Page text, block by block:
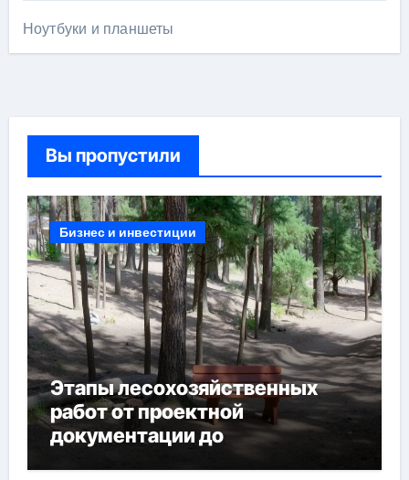
Ноутбуки и планшеты
Вы пропустили
Бизнес и инвестиции
Этапы лесохозяйственных
работ от проектной
документации до